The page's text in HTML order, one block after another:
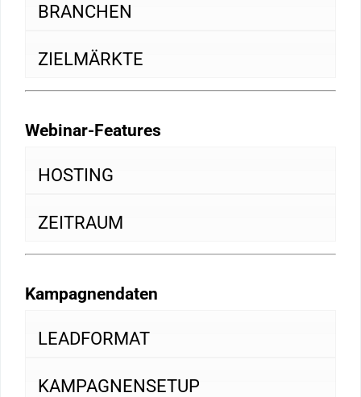
BRANCHEN
ZIELMÄRKTE
Webinar-Features
HOSTING
ZEITRAUM
Kampagnendaten
LEADFORMAT
KAMPAGNENSETUP